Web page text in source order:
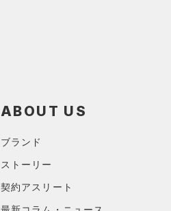
ABOUT US
ブランド
ストーリー
契約アスリート